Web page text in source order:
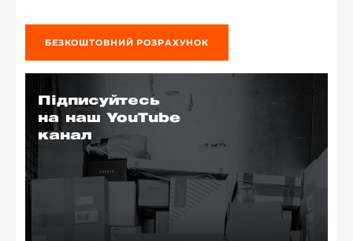
БЕЗКОШТОВНИЙ РОЗРАХУНОК
Підписуйтесь
на наш YouTube
канал